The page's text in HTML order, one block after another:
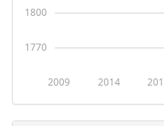
2009 2014
1770
1800